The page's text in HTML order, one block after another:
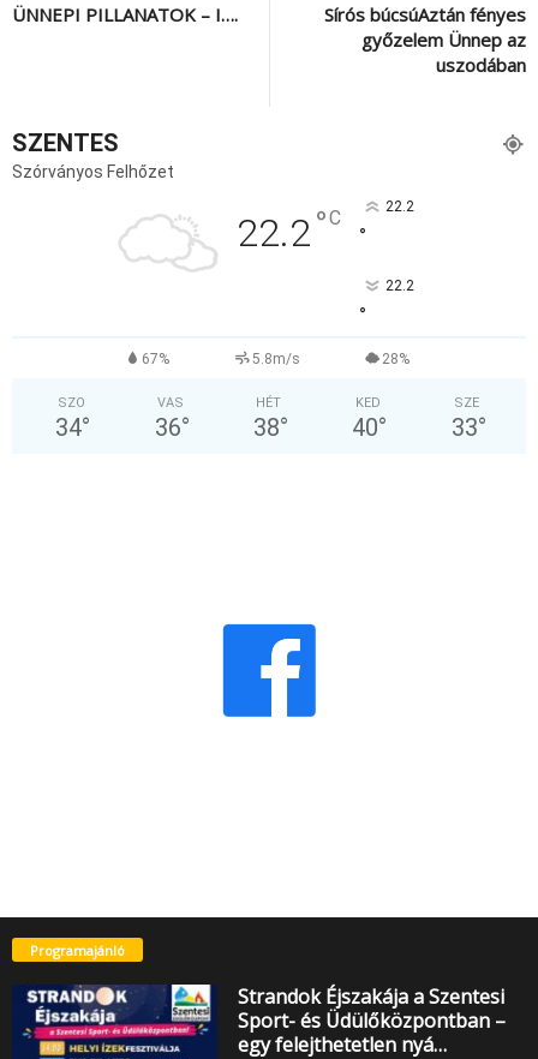
ÜNNEPI PILLANATOK – I….
Sírós búcsúAztán fényes
győzelem Ünnep az
uszodában
SZENTES
Szórványos Felhőzet
22.2°C 22.2
°
22.2
°
67% 5.8m/s 28%
SZO
34°
VAS
36°
HÉT
38°
KED
40°
SZE
33°
Programajánló
Strandok Éjszakája a Szentesi
Sport- és Üdülőközpontban –
egy felejthetetlen nyá…